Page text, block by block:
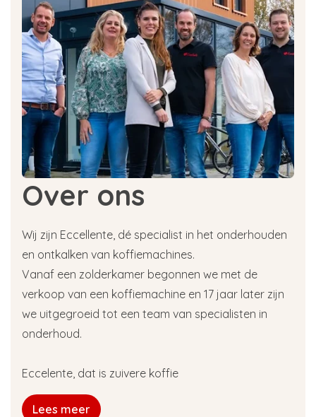
Over ons
Wij zijn Eccellente, dé specialist in het onderhouden
en ontkalken van koffiemachines.
Vanaf een zolderkamer begonnen we met de
verkoop van een koffiemachine en 17 jaar later zijn
we uitgegroeid tot een team van specialisten in
onderhoud.
Eccelente, dat is zuivere koffie
Lees meer